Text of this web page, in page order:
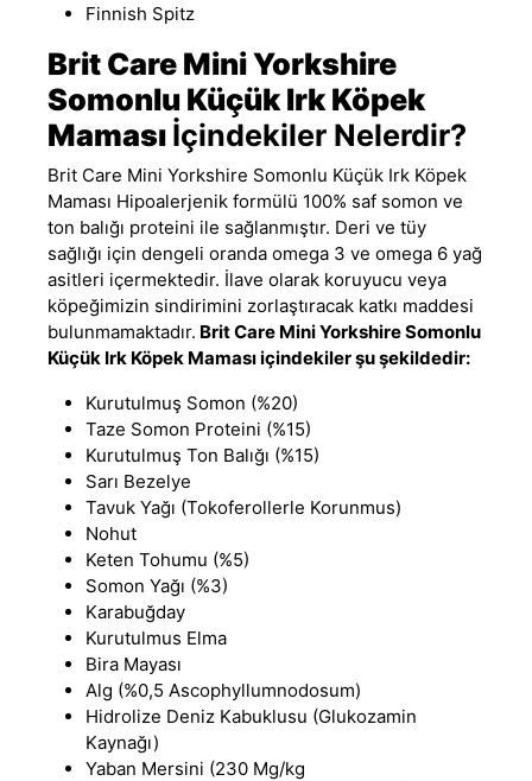
Finnish Spitz
Brit Care Mini Yorkshire
Somonlu Küçük Irk Köpek
Maması İçindekiler Nelerdir?
Brit Care Mini Yorkshire Somonlu Küçük Irk Köpek
Maması Hipoalerjenik formülü 100% saf somon ve
ton balığı proteini ile sağlanmıştır. Deri ve tüy
sağlığı için dengeli oranda omega 3 ve omega 6 yağ
asitleri içermektedir. İlave olarak koruyucu veya
köpeğimizin sindirimini zorlaştıracak katkı maddesi
bulunmamaktadır. Brit Care Mini Yorkshire Somonlu
Küçük Irk Köpek Mamasıiçindekiler şu şekildedir:
Kurutulmuş Somon (%20)
Taze Somon Proteini (%15)
Kurutulmuş Ton Balığı (%15)
Sarı Bezelye
Tavuk Yağı (Tokoferollerle Korunmus)
Nohut
Keten Tohumu (%5)
Somon Yağı (%3)
Karabuğday
Kurutulmus Elma
Bira Mayası
Alg (%0,5 Ascophyllumnodosum)
Hidrolize Deniz Kabuklusu (Glukozamin
Kaynağı)
Yaban Mersini (230 Mg/kg